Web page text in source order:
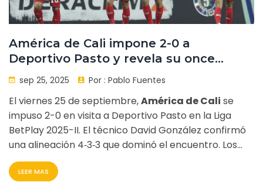
América de Cali impone 2-0 a
Deportivo Pasto y revela su once
titular
sep 25, 2025 Por : Pablo Fuentes
El viernes 25 de septiembre,América de Cali se
impuso 2-0 en visita a Deportivo Pasto en la Liga
BetPlay 2025-II. El técnico David González confirmó
una alineación 4‑3‑3 que dominó el encuentro. Los
goles llegaron por autogol y penalti, reforzando la
posición del equipo en la tabla.
LEER MAS